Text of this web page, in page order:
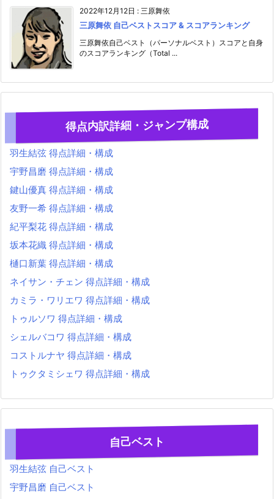
2022年12月12日 : 三原舞依
三原舞依 自己ベストスコア & スコアランキング
三原舞依自己ベスト（パーソナルベスト）スコアと自身
のスコアランキング（Total ...
得点内訳詳細・ジャンプ構成
羽生結弦 得点詳細・構成
宇野昌磨 得点詳細・構成
鍵山優真 得点詳細・構成
友野一希 得点詳細・構成
紀平梨花 得点詳細・構成
坂本花織 得点詳細・構成
樋口新葉 得点詳細・構成
ネイサン・チェン 得点詳細・構成
カミラ・ワリエワ 得点詳細・構成
トゥルソワ 得点詳細・構成
シェルバコワ 得点詳細・構成
コストルナヤ 得点詳細・構成
トゥクタミシェワ 得点詳細・構成
自己ベスト
羽生結弦 自己ベスト
宇野昌磨 自己ベスト